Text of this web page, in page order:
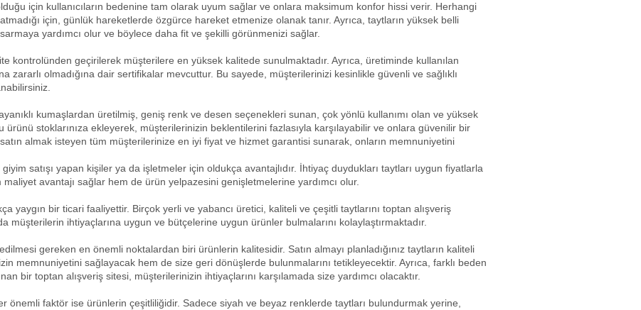
için kullanıcıların bedenine tam olarak uyum sağlar ve onlara maksimum konfor hissi verir. Herhangi
için, günlük hareketlerde özgürce hareket etmenize olanak tanır. Ayrıca, taytların yüksek belli
yardımcı olur ve böylece daha fit ve şekilli görünmenizi sağlar.
kontrolünden geçirilerek müşterilere en yüksek kalitede sunulmaktadır. Ayrıca, üretiminde kullanılan
zararlı olmadığına dair sertifikalar mevcuttur. Bu sayede, müşterilerinizi kesinlikle güvenli ve sağlıklı
kumaşlardan üretilmiş, geniş renk ve desen seçenekleri sunan, çok yönlü kullanımı olan ve yüksek
stoklarınıza ekleyerek, müşterilerinizin beklentilerini fazlasıyla karşılayabilir ve onlara güvenilir bir
almak isteyen tüm müşterilerinize en iyi fiyat ve hizmet garantisi sunarak, onların memnuniyetini
satışı yapan kişiler ya da işletmeler için oldukça avantajlıdır. İhtiyaç duydukları taytları uygun fiyatlarla
avantajı sağlar hem de ürün yelpazesini genişletmelerine yardımcı olur.
yaygın bir ticari faaliyettir. Birçok yerli ve yabancı üretici, kaliteli ve çeşitli taytlarını toptan alışveriş
müşterilerin ihtiyaçlarına uygun ve bütçelerine uygun ürünler bulmalarını kolaylaştırmaktadır.
gereken en önemli noktalardan biri ürünlerin kalitesidir. Satın almayı planladığınız taytların kaliteli
memnuniyetini sağlayacak hem de size geri dönüşlerde bulunmalarını tetikleyecektir. Ayrıca, farklı beden
bir toptan alışveriş sitesi, müşterilerinizin ihtiyaçlarını karşılamada size yardımcı olacaktır.
önemli faktör ise ürünlerin çeşitliliğidir. Sadece siyah ve beyaz renklerde taytları bulundurmak yerine,